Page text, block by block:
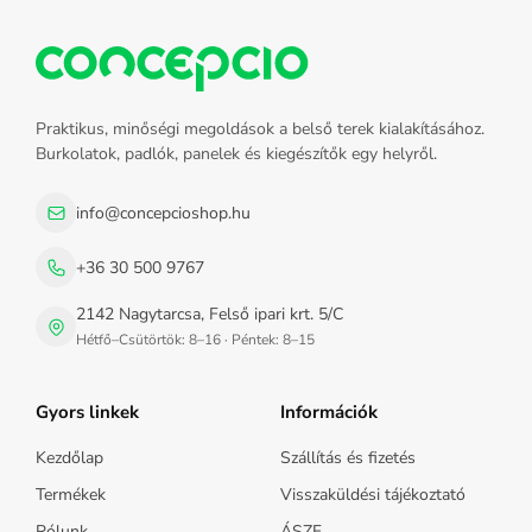
Praktikus, minőségi megoldások a belső terek kialakításához.
Burkolatok, padlók, panelek és kiegészítők egy helyről.
info@concepcioshop.hu
+36 30 500 9767
2142 Nagytarcsa, Felső ipari krt. 5/C
Hétfő–Csütörtök: 8–16 · Péntek: 8–15
Gyors linkek
Kezdőlap
Termékek
Információk
Szállítás és fizetés
Visszaküldési tájékoztató